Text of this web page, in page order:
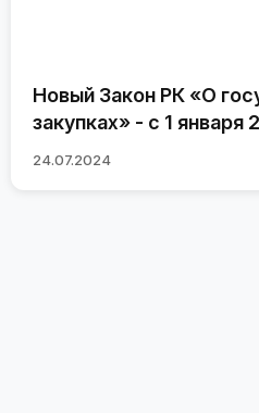
Новый Закон РК «О
закупках» - с 1 января
24.07.2024